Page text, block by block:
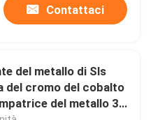
del laser
3D
Contattaci
del metallo di Sls
del cromo del cobalto
del metallo 3d